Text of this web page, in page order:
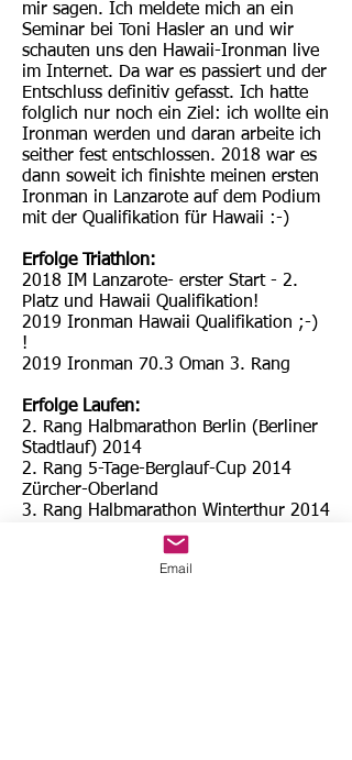
mir sagen. Ich meldete mich an ein
Seminar bei Toni Hasler an und wir
schauten uns den Hawaii-Ironman live
im Internet. Da war es passiert und der
Entschluss definitiv gefasst. Ich hatte
folglich nur noch ein Ziel: ich wollte ein
Ironman werden und daran arbeite ich
seither fest entschlossen. 2018 war es
dann soweit ich finishte meinen ersten
Ironman in Lanzarote auf dem Podium
mit der Qualifikation für Hawaii :-)
Erfolge Triathlon:
2018 IM Lanzarote- erster Start - 2.
Platz und Hawaii Qualifikation!
2019 Ironman Hawaii Qualifikation ;-)
!
2019 Ironman 70.3 Oman 3. Rang
Erfolge Laufen:
2. Rang Halbmarathon Berlin (Berliner
Stadtlauf) 2014
2. Rang 5-Tage-Berglauf-Cup 2014
Zürcher-Oberland
3. Rang Halbmarathon Winterthur 2014
3. Rang Halbmarathon Füssen 2014
Bestzeit Marathon: 02:47:45
Email